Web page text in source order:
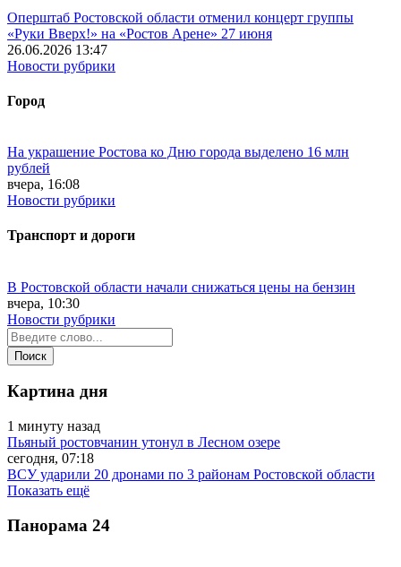
Оперштаб Ростовской области отменил концерт группы
«Руки Вверх!» на «Ростов Арене» 27 июня
26.06.2026 13:47
Новости рубрики
Город
На украшение Ростова ко Дню города выделено 16 млн
рублей
вчера, 16:08
Новости рубрики
Транспорт и дороги
В Ростовской области начали снижаться цены на бензин
вчера, 10:30
Новости рубрики
Картина дня
1 минуту назад
Пьяный ростовчанин утонул в Лесном озере
сегодня, 07:18
ВСУ ударили 20 дронами по 3 районам Ростовской области
Показать ещё
Панорама 24